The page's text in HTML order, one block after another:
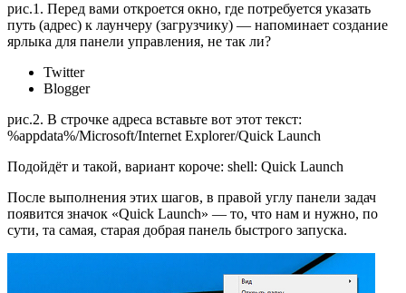
рис.1. Перед вами откроется окно, где потребуется указать
путь (адрес) к лаунчеру (загрузчику) — напоминает создание
ярлыка для панели управления, не так ли?
Twitter
Blogger
рис.2. В строчке адреса вставьте вот этот текст:
%appdata%/Microsoft/Internet Explorer/Quick Launch
Подойдёт и такой, вариант короче: shell: Quick Launch
После выполнения этих шагов, в правой углу панели задач
появится значок «Quick Launch» — то, что нам и нужно, по
сути, та самая, старая добрая панель быстрого запуска.